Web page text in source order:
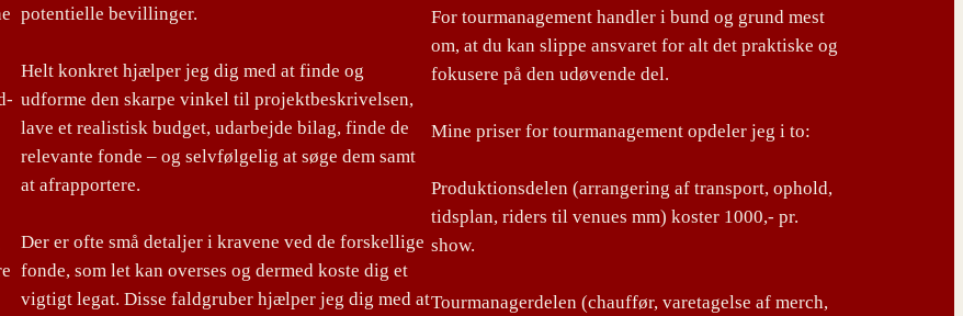
potentielle bevillinger.
Helt konkret hjælper jeg dig med at finde og
udforme den skarpe vinkel til projektbeskrivelsen,
lave et realistisk budget, udarbejde bilag, finde de
relevante fonde – og selvfølgelig at søge dem samt
at afrapportere.
Der er ofte små detaljer i kravene ved de forskellige
fonde, som let kan overses og dermed koste dig et
vigtigt legat. Disse faldgruber hjælper jeg dig med at
For tourmanagement handler i bund og grund mest
om, at du kan slippe ansvaret for alt det praktiske og
fokusere på den udøvende del.
Mine priser for tourmanagement opdeler jeg i to:
Produktionsdelen (arrangering af transport, ophold,
tidsplan, riders til venues mm) koster 1000,- pr.
show.
Tourmanagerdelen (chauffør, varetagelse af merch,